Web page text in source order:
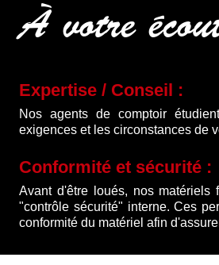
À votre
Expertise / Conseil :
Nos agents de comptoir
exigences et les circonstances de
Conformité et sécurité :
Avant d'être loués, nos matériels
"contrôle sécurité" interne. Ces
conformité du matériel afin